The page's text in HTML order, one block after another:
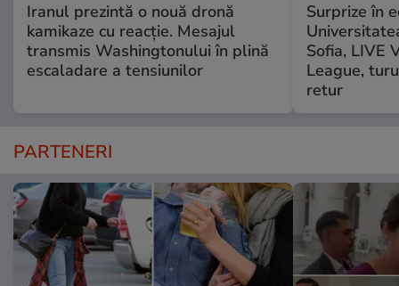
Iranul prezintă o nouă dronă
kamikaze cu reacție. Mesajul
transmis Washingtonului în plină
escaladare a tensiunilor
Surprize în
Sofia, LIVE
League,
retur
PARTENERI